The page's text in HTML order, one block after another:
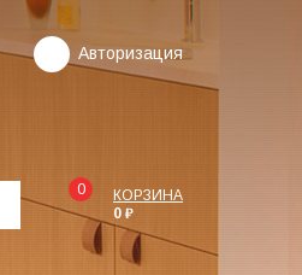
Авторизация
0
КОРЗИНА
0 ₽